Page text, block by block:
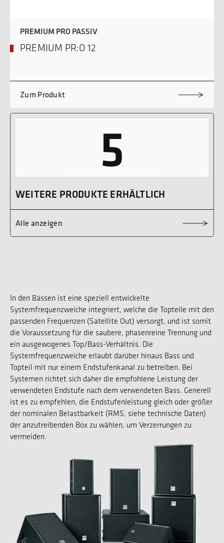
PREMIUM PRO PASSIV
PREMIUM PR:O 12
Zum Produkt
5
WEITERE PRODUKTE ERHÄLTLICH
Alle anzeigen
In den Bässen ist eine speziell entwickelte
Systemfrequenzweiche integriert, welche die Topteile mit den
passenden Frequenzen (Satellite Out) versorgt, und ist somit
die Voraussetzung für die saubere, phasenreine Trennung und
ein ausgewogenes Top/Bass-Verhältnis. Die
Systemfrequenzweiche erlaubt darüber hinaus Bass und
Topteil mit nur einem Endstufenkanal zu betreiben. Bei
Systemen richtet sich daher die empfohlene Leistung der
verwendeten Endstufe nach dem verwendeten Bass. Generell
ist es zu empfehlen, die Endstufenleistung gleich oder größer
der nominalen Belastbarkeit (RMS, siehe technische Daten)
der anzutreibenden Box zu wählen, um Verzerrungen zu
vermeiden.